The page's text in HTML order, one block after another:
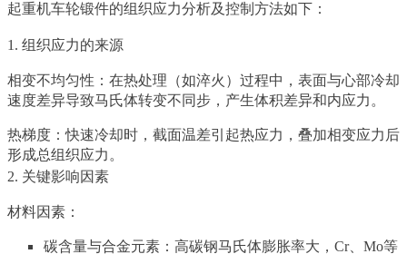
起重机车轮锻件的组织应力分析及控制方法如下：
1. 组织应力的来源
相变不均匀性：在热处理（如淬火）过程中，表面与心部冷却
速度差异导致马氏体转变不同步，产生体积差异和内应力。
热梯度：快速冷却时，截面温差引起热应力，叠加相变应力后
形成总组织应力。
2. 关键影响因素
材料因素：
碳含量与合金元素：高碳钢马氏体膨胀率大，Cr、Mo等